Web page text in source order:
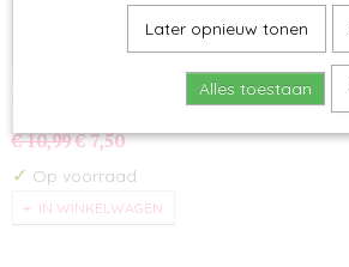
Halsband Smokey Blue
Halsband Smokey Blue is een sierlijke, suède…
€ 10,99 € 7,50
✓ Op voorraad
IN WINKELWAGEN
Later opnieuw tonen
Alles toestaan